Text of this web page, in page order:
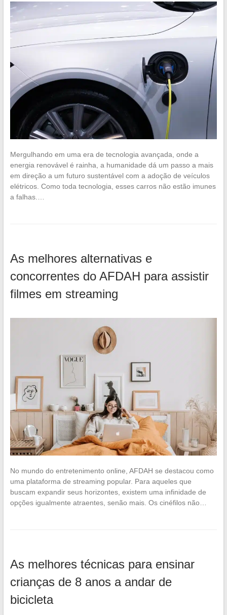
Mergulhando em uma era de tecnologia avançada, onde a
energia renovável é rainha, a humanidade dá um passo a mais
em direção a um futuro sustentável com a adoção de veículos
elétricos. Como toda tecnologia, esses carros não estão imunes
a falhas.…
As melhores alternativas e
concorrentes do AFDAH para assistir
filmes em streaming
No mundo do entretenimento online, AFDAH se destacou como
uma plataforma de streaming popular. Para aqueles que
buscam expandir seus horizontes, existem uma infinidade de
opções igualmente atraentes, senão mais. Os cinéfilos não…
As melhores técnicas para ensinar
crianças de 8 anos a andar de
bicicleta